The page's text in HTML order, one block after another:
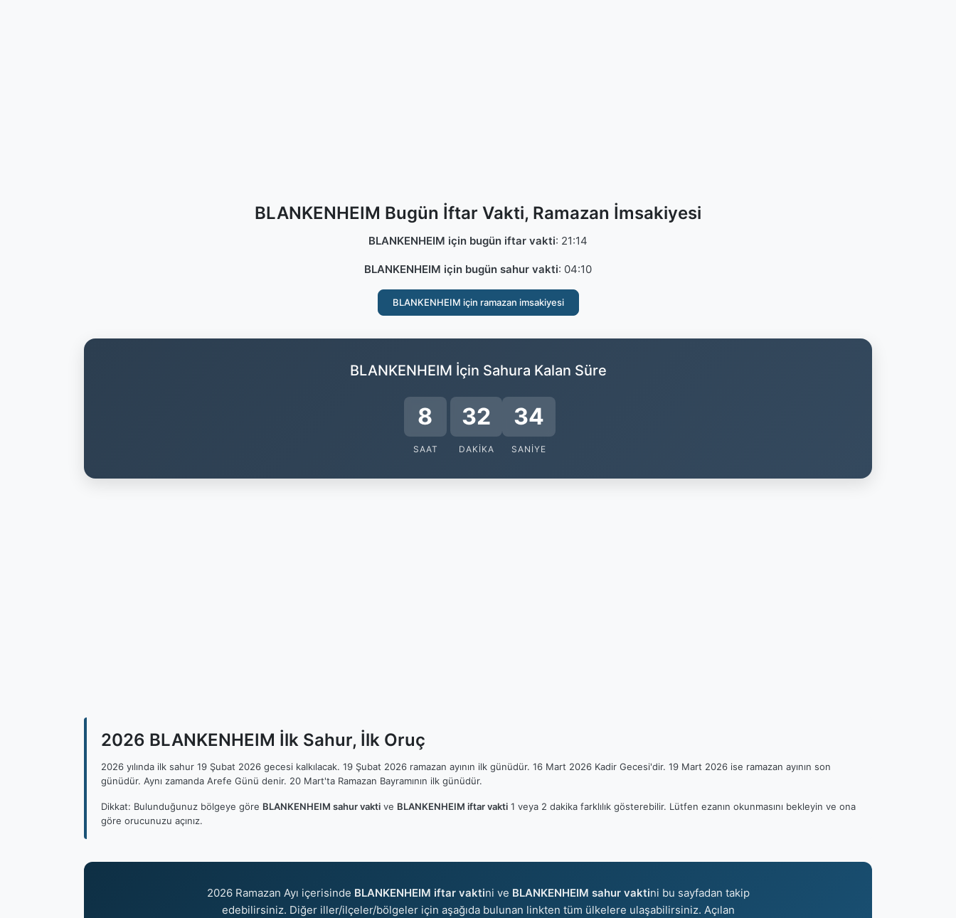
BLANKENHEIM Bugün İftar Vakti, Ramazan İmsakiyesi
BLANKENHEIM için bugün iftar vakti: 21:14
BLANKENHEIM için bugün sahur vakti: 04:10
BLANKENHEIM için ramazan imsakiyesi
BLANKENHEIM İçin Sahura Kalan Süre
8
SAAT
32
DAKIKA
34
SANIYE
2026 BLANKENHEIM İlk Sahur, İlk Oruç
2026 yılında ilk sahur 19 Şubat 2026 gecesi kalkılacak. 19 Şubat 2026 ramazan ayının ilk günüdür. 16 Mart 2026 Kadir Gecesi'dir. 19 Mart 2026 ise ramazan ayının son
günüdür. Aynı zamanda Arefe Günü denir. 20 Mart'ta Ramazan Bayramının ilk günüdür.
Dikkat: Bulunduğunuz bölgeye göre BLANKENHEIM sahur vakti ve BLANKENHEIM iftar vakti 1 veya 2 dakika farklılık gösterebilir. Lütfen ezanın okunmasını bekleyin ve ona
göre orucunuzu açınız.
2026 Ramazan Ayı içerisinde BLANKENHEIM iftar vaktini ve BLANKENHEIM sahur vaktini bu sayfadan takip
edebilirsiniz. Diğer iller/ilçeler/bölgeler için aşağıda bulunan linkten tüm ülkelere ulaşabilirsiniz. Açılan